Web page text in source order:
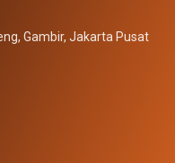
Gambir, Jakarta Pusat